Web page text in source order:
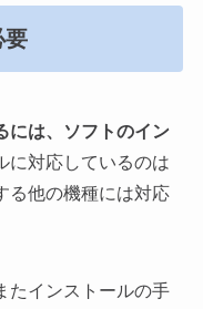
要
には、ソフトのイン
に対応しているのは
る他の機種には対応
たインストールの手